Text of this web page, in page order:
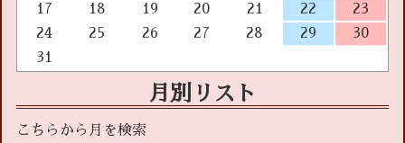
17
18 19 20 21 22
23
24
25 26 27 28 29
30
31
月別リスト